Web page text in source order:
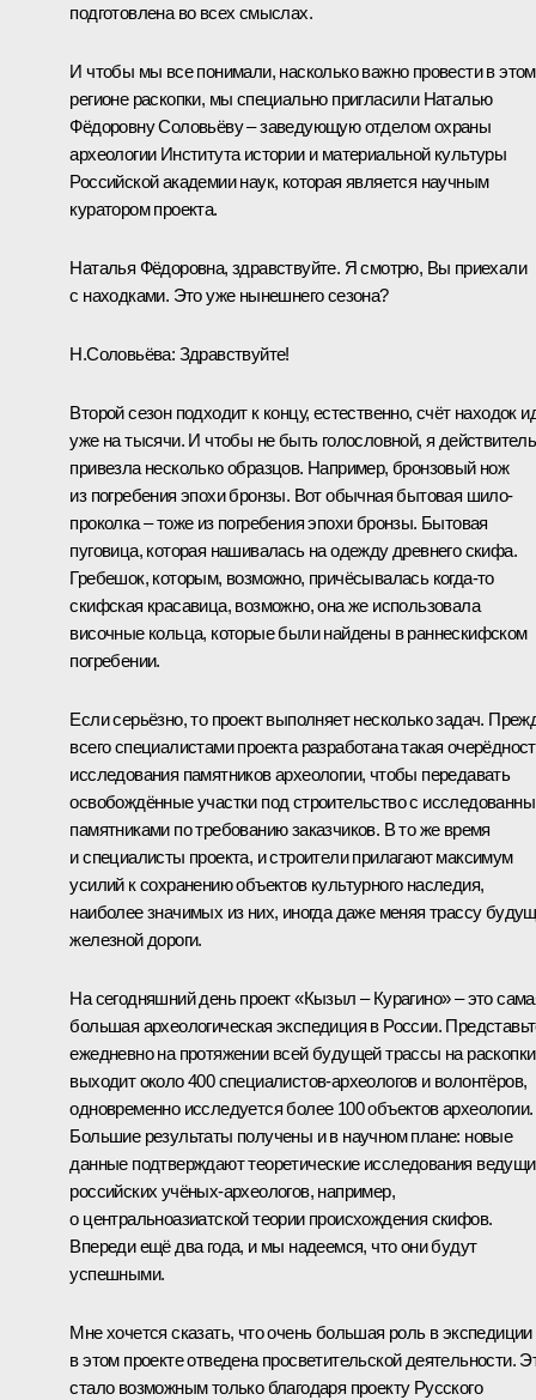
подготовлена во всех смыслах.
И чтобы мы все понимали, насколько важно провести в этом
регионе раскопки, мы специально пригласили Наталью
Фёдоровну Соловьёву – заведующую отделом охраны
археологии Института истории и материальной культуры
Российской академии наук, которая является научным
куратором проекта.
Наталья Фёдоровна, здравствуйте. Я смотрю, Вы приехали
с находками. Это уже нынешнего сезона?
Н.Соловьёва: Здравствуйте!
Второй сезон подходит к концу, естественно, счёт находок
уже на тысячи. И чтобы не быть голословной, я
привезла несколько образцов. Например, бронзовый нож
из погребения эпохи бронзы. Вот обычная бытовая шило-
проколка – тоже из погребения эпохи бронзы. Бытовая
пуговица, которая нашивалась на одежду древнего скифа.
Гребешок, которым, возможно, причёсывалась когда‑то
скифская красавица, возможно, она же использовала
височные кольца, которые были найдены в раннескифском
погребении.
Если серьёзно, то проект выполняет несколько задач.
всего специалистами проекта разработана такая
исследования памятников археологии, чтобы передавать
освобождённые участки под строительство с
памятниками по требованию заказчиков. В то же время
и специалисты проекта, и строители прилагают максимум
усилий к сохранению объектов культурного наследия,
наиболее значимых из них, иногда даже меняя трассу
железной дороги.
На сегодняшний день проект «Кызыл – Курагино» – это
большая археологическая экспедиция в России.
ежедневно на протяжении всей будущей трассы на раскопки
выходит около 400 специалистов-археологов и волонтёров,
одновременно исследуется более 100 объектов археологии.
Большие результаты получены и в научном плане: новые
данные подтверждают теоретические исследования
российских учёных-археологов, например,
о центральноазиатской теории происхождения скифов.
Впереди ещё два года, и мы надеемся, что они будут
успешными.
Мне хочется сказать, что очень большая роль в экспедиции
в этом проекте отведена просветительской деятельности.
стало возможным только благодаря проекту Русского